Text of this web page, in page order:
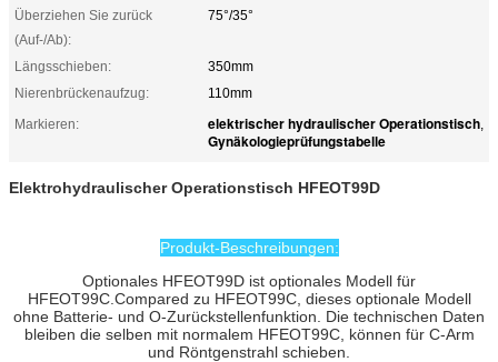
Überziehen Sie zurück
(Auf-/Ab):
75°/35°
Längsschieben:
350mm
Nierenbrückenaufzug:
110mm
Markieren:
elektrischer hydraulischer Operationstisch,
Gynäkologieprüfungstabelle
Elektrohydraulischer Operationstisch HFEOT99D
Produkt-Beschreibungen:
Optionales HFEOT99D ist optionales Modell für
HFEOT99C.Compared zu HFEOT99C, dieses optionale Modell
ohne Batterie- und O-Zurückstellenfunktion. Die technischen Daten
bleiben die selben mit normalem HFEOT99C, können für C-Arm
und Röntgenstrahl schieben.